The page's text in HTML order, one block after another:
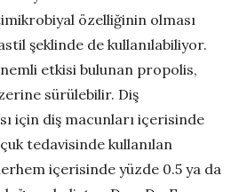
özelliğinin olması
şeklinde de kullanılabiliyor.
etkisi bulunan propolis,
sürülebilir. Diş
için diş macunları içerisinde
tedavisinde kullanılan
içerisinde yüzde 0.5 ya da